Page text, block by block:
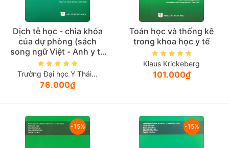
Dịch tễ học - chìa khóa
của dự phòng (sách
song ngữ Việt - Anh y tế
công cộng)
Trường Đại học Y Thái...
76.000₫
Toán học và thống kê
trong khoa học y tế
Klaus Krickeberg
101.000₫
-15% -15%